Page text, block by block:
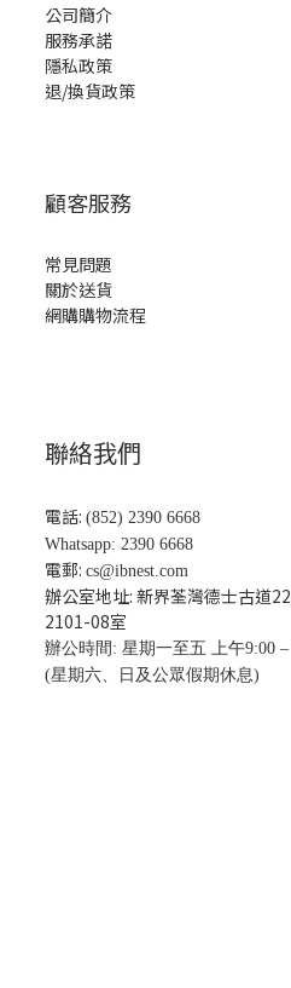
公司簡介
服務承諾
隱私政策
退/換貨政策
顧客服務
常見問題
關於送貨
網購購物流程
聯絡我們
電話: (852) 2390 6668
Whatsapp: 2390 6668
電郵: cs@ibnest.com
辦公室地址: 新界荃灣德士古道
2101-08室
辦公時間: 星期一至五 上午9:00
(星期六、日及公眾假期休息)